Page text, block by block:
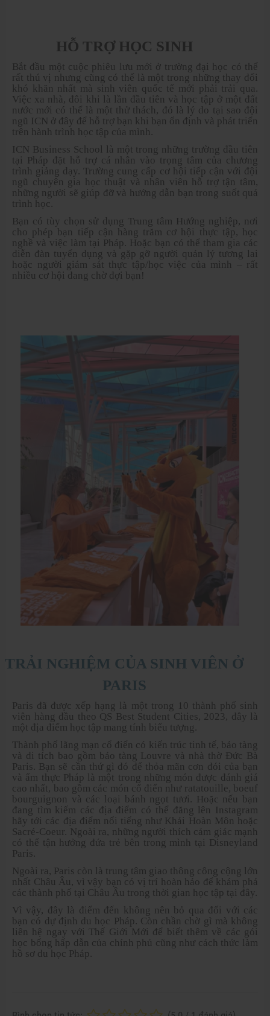
HỖ TRỢ HỌC SINH
Bắt đầu một cuộc phiêu lưu mới ở trường đại học có thể
rất thú vị nhưng cũng có thể là một trong những thay đổi
khó khăn nhất mà sinh viên quốc tế mới phải trải qua.
Việc xa nhà, đôi khi là lần đầu tiên và học tập ở một đất
nước mới có thể là một thử thách, đó là lý do tại sao đội
ngũ ICN ở đây để hỗ trợ bạn khi bạn ổn định và phát triển
trên hành trình học tập của mình.
ICN Business School là một trong những trường đầu tiên
tại Pháp đặt hỗ trợ cá nhân vào trọng tâm của chương
trình giảng dạy. Trường cung cấp cơ hội tiếp cận với đội
ngũ chuyên gia học thuật và nhân viên hỗ trợ tận tâm,
những người sẽ giúp đỡ và hướng dẫn bạn trong suốt quá
trình học.
Bạn có tùy chọn sử dụng Trung tâm Hướng nghiệp, nơi
cho phép bạn tiếp cận hàng trăm cơ hội thực tập, học
nghề và việc làm tại Pháp. Hoặc bạn có thể tham gia các
diễn đàn tuyển dụng và gặp gỡ người quản lý tương lai
hoặc người giám sát thực tập/học việc của mình – rất
nhiều cơ hội đang chờ đợi bạn!
TRẢI NGHIỆM CỦA SINH VIÊN Ở
PARIS
Paris đã được xếp hạng là một trong 10 thành phố sinh
viên hàng đầu theo QS Best Student Cities, 2023, đây là
một địa điểm học tập mang tính biểu tượng.
Thành phố lãng mạn cổ điển có kiến trúc tinh tế, bảo tàng
và di tích bao gồm bảo tàng Louvre và nhà thờ Đức Bà
Paris. Bạn sẽ cần thứ gì đó để thỏa mãn cơn đói của bạn
và ẩm thực Pháp là một trong những món được đánh giá
cao nhất, bao gồm các món cổ điển như ratatouille, boeuf
bourguignon và các loại bánh ngọt tươi. Hoặc nếu bạn
đang tìm kiếm các địa điểm có thể đăng lên Instagram
hãy tới các địa điểm nổi tiếng như Khải Hoàn Môn hoặc
Sacré-Coeur. Ngoài ra, những người thích cảm giác mạnh
có thể tận hưởng đứa trẻ bên trong mình tại Disneyland
Paris.
Ngoài ra, Paris còn là trung tâm giao thông công cộng lớn
nhất Châu Âu, vì vậy bạn có vị trí hoàn hảo để khám phá
các thành phố tại Châu Âu trong thời gian học tập tại đây.
Vì vậy, đây là điểm đến không nên bỏ qua đối với các
bạn có dự định du học Pháp. Còn chần chờ gì mà không
liên hệ ngay với Thế Giới Mới để biết thêm về các gói
học bổng hấp dẫn của chính phủ cũng như cách thức làm
hồ sơ du học Pháp.